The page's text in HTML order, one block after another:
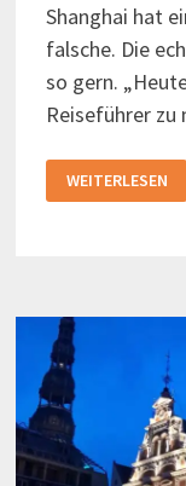
Shanghai hat
falsche. Die
so gern.
Reiseführer
DIE
ALTSTADT
IN
WEITERLESEN